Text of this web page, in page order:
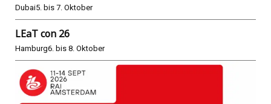
Dubai5. bis 7. Oktober
LEaT con 26
Hamburg6. bis 8. Oktober